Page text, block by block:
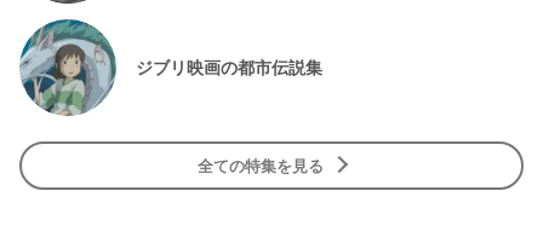
ジブリ映画の都市伝説集
全ての特集を見る